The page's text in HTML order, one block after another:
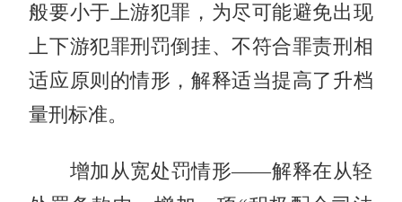
般要小于上游犯罪，为尽可能避免出现
上下游犯罪刑罚倒挂、不符合罪责刑相
适应原则的情形，解释适当提高了升档
量刑标准。
增加从宽处罚情形——解释在从轻